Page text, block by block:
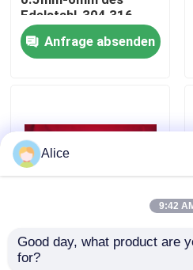
Qualitätskontrolle
Treten Sie mit uns in
Stahlkonstruktionsgebäude
Stahlkonstruktionslager
Stahlkonstruktionswerkstatt
Edelstahl-304 316
Anfrage absenden
Galvanisiertes
profiliertes Stahlblech
Alice
9:42
Good day, what product are
for?